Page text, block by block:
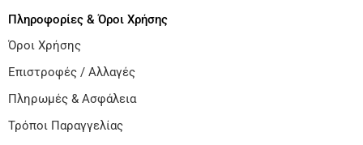
Πληροφορίες & Όροι Χρήσης
Όροι Χρήσης
Επιστροφές / Αλλαγές
Πληρωμές & Ασφάλεια
Τρόποι Παραγγελίας